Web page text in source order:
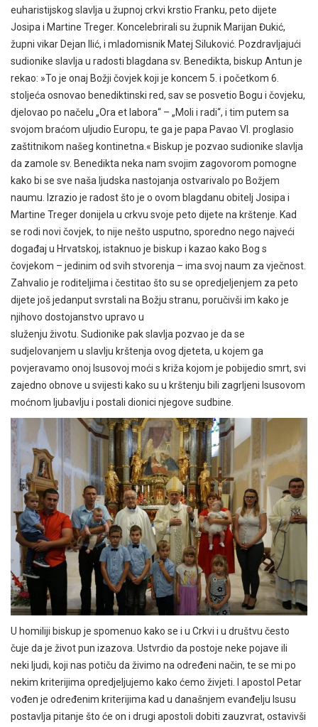
euharistijskog slavlja u župnoj crkvi krstio Franku, peto dijete
Josipa i Martine Treger. Koncelebrirali su župnik Marijan Đukić,
župni vikar Dejan Ilić, i mladomisnik Matej Siluković. Pozdravljajući
sudionike slavlja u radosti blagdana sv. Benedikta, biskup Antun je
rekao: »To je onaj Božji čovjek koji je koncem 5. i početkom 6.
stoljeća osnovao benediktinski red, sav se posvetio Bogu i čovjeku,
djelovao po načelu „Ora et labora“ – „Moli i radi“, i tim putem sa
svojom braćom uljudio Europu, te ga je papa Pavao VI. proglasio
zaštitnikom našeg kontinetna.« Biskup je pozvao sudionike slavlja
da zamole sv. Benedikta neka nam svojim zagovorom pomogne
kako bi se sve naša ljudska nastojanja ostvarivalo po Božjem
naumu. Izrazio je radost što je o ovom blagdanu obitelj Josipa i
Martine Treger donijela u crkvu svoje peto dijete na krštenje. Kad
se rodi novi čovjek, to nije nešto usputno, sporedno nego najveći
događaj u Hrvatskoj, istaknuo je biskup i kazao kako Bog s
čovjekom – jedinim od svih stvorenja – ima svoj naum za vječnost.
Zahvalio je roditeljima i čestitao što su se opredjeljenjem za peto
dijete još jedanput svrstali na Božju stranu, poručivši im kako je
njihovo dostojanstvo upravo u
služenju životu. Sudionike pak slavlja pozvao je da se
sudjelovanjem u slavlju krštenja ovog djeteta, u kojem ga
povjeravamo onoj Isusovoj moći s križa kojom je pobijedio smrt, svi
zajedno obnove u svijesti kako su u krštenju bili zagrljeni Isusovom
moćnom ljubavlju i postali dionici njegove sudbine.
U homiliji biskup je spomenuo kako se i u Crkvi i u društvu često
čuje da je život pun izazova. Ustvrdio da postoje neke pojave ili
neki ljudi, koji nas potiču da živimo na određeni način, te se mi po
nekim kriterijima opredjeljujemo kako ćemo živjeti. I apostol Petar
vođen je određenim kriterijima kad u današnjem evanđelju Isusu
postavlja pitanje što će on i drugi apostoli dobiti zauzvrat, ostavivši